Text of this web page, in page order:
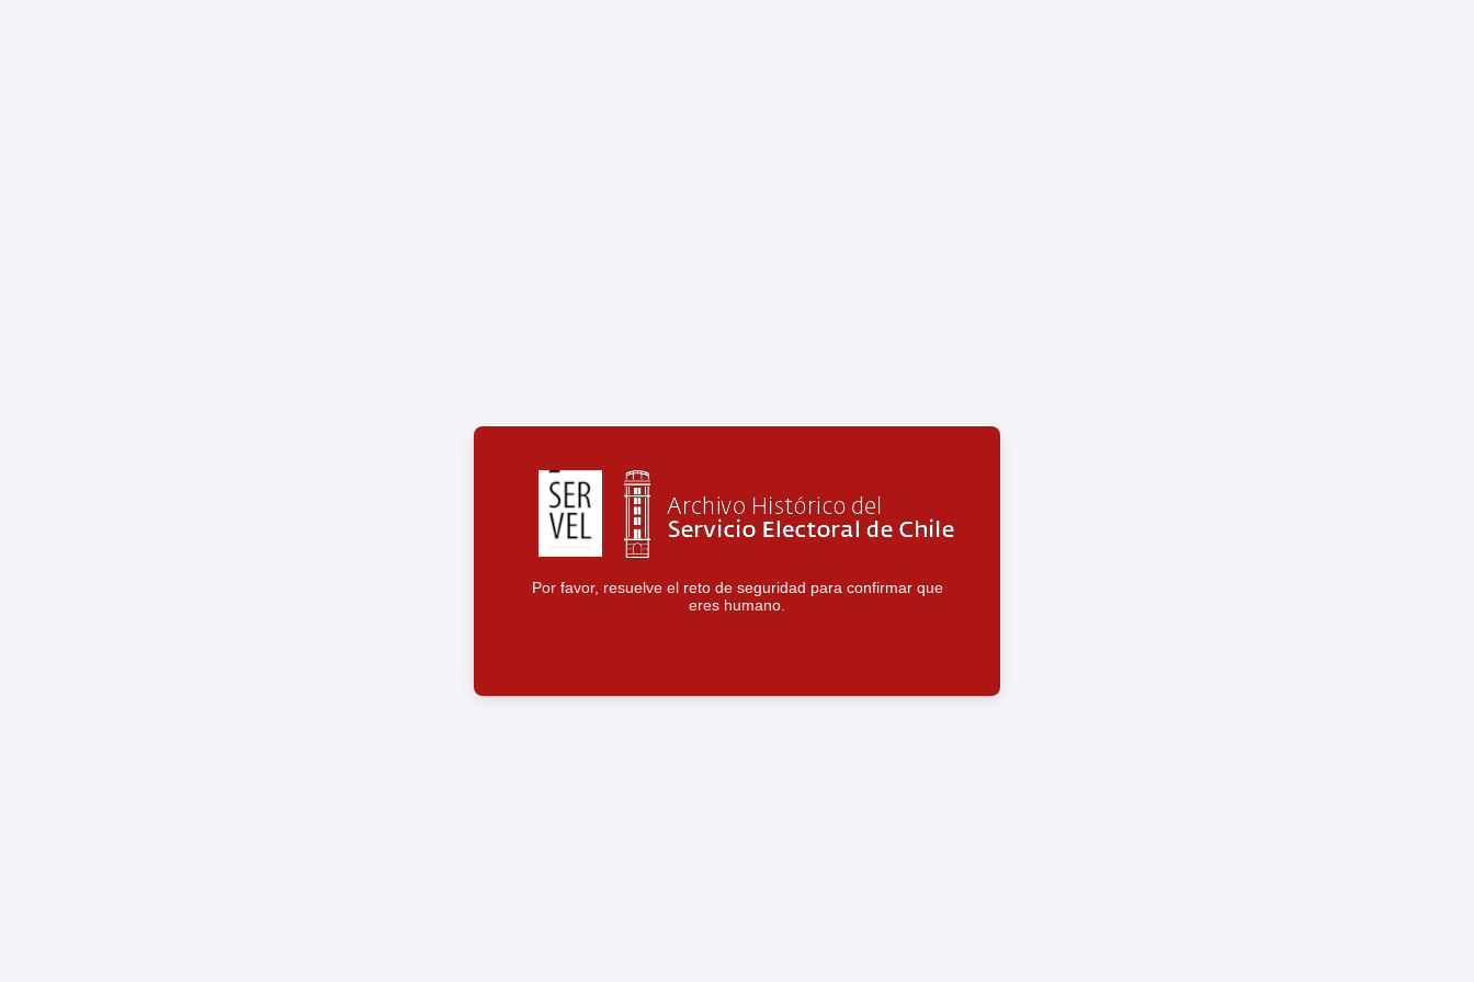
Por favor, resuelve el reto de seguridad para confirmar que
eres humano.